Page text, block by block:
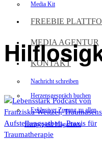
Media Kit
FREEBIE
MEDIA AGENTUR
KONTAKT
Nachricht schreiben
Herzensgespräch buchen
Exklusiver Zugang zu allen
Herzprojekt Magazinen